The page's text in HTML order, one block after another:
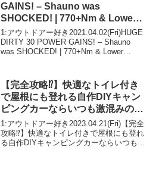
GAINS! – Shauno was
SHOCKED! | 770+Nm & Lower
EGTS – how he did it!
1:アウトドアー好き2021.04.02(Fri)HUGE
DIRTY 30 POWER GAINS! – Shauno
was SHOCKED! | 770+Nm & Lower
【完全攻略⁉︎】快適なトイレ付き
で屋根にも登れる自作DIYキャン
ピングカーならいつも激混みのふ
もとっぱらキャンプ場でも快適に
過ごす事ができるのでなかろう
か！？【車中泊/バンライフ】
1:アウトドアー好き2023.04.21(Fri)【完全
攻略⁉︎】快適なトイレ付きで屋根にも登れ
る自作DIYキャンピングカーならいつも激